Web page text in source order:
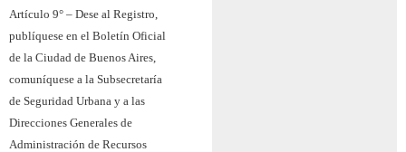
Artículo 9° – Dese al Registro,
publíquese en el Boletín Oficial
de la Ciudad de Buenos Aires,
comuníquese a la Subsecretaría
de Seguridad Urbana y a las
Direcciones Generales de
Administración de Recursos